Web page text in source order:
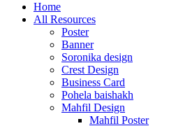
Home
All Resources
Poster
Banner
Soronika design
Crest Design
Business Card
Pohela baishakh
Mahfil Design
Mahfil Poster